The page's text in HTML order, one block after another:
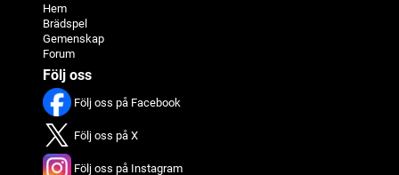
Hem
Brädspel
Gemenskap
Forum
Följ oss
Följ oss på Facebook
Följ oss på X
Följ oss på Instagram